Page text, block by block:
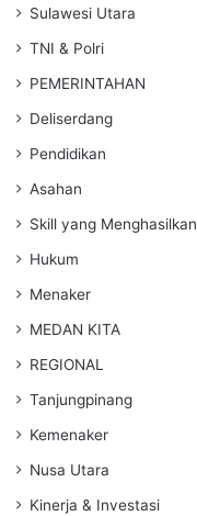
Sulawesi Utara
TNI & Polri
PEMERINTAHAN
Deliserdang
Pendidikan
Asahan
Skill yang Menghasilkan
Hukum
Menaker
MEDAN KITA
REGIONAL
Tanjungpinang
Kemenaker
Nusa Utara
Kinerja & Investasi